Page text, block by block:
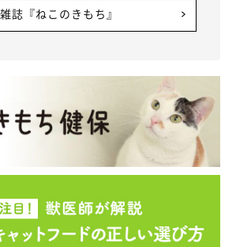
雑誌『ねこのきもち』